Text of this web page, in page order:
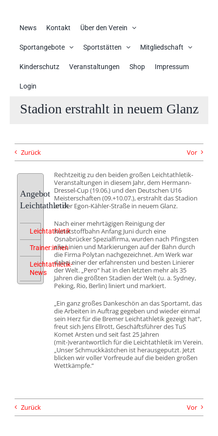
News Kontakt Über den Verein
Sportangebote Sportstätten Mitgliedschaft
Kinderschutz Veranstaltungen Shop Impressum
Login
Stadion erstrahlt in neuem Glanz
Zurück Vor
Angebot
Leichtathletik
Leichtathletik
Trainer:innen
Leichtathletik-
News
Rechtzeitig zu den beiden großen Leichtathletik-
Veranstaltungen in diesem Jahr, dem Hermann-
Dressel-Cup (19.06.) und den Deutschen U16
Meisterschaften (09.+10.07.), erstrahlt das Stadion
an der Egon-Kähler-Straße in neuem Glanz.
Nach einer mehrtägigen Reinigung der
Kunststoffbahn Anfang Juni durch eine
Osnabrücker Spezialfirma, wurden nach Pfingsten
alle Linien und Markierungen auf der Bahn durch
die Firma Polytan nachgezeichnet. Am Werk war
dabei einer der erfahrensten und besten Linierer
der Welt. „Pero“ hat in den letzten mehr als 35
Jahren die größten Stadien der Welt (u. a. Sydney,
Peking, Rio, Berlin) liniert und markiert.
„Ein ganz großes Dankeschön an das Sportamt, das
die Arbeiten in Auftrag gegeben und wieder einmal
sein Herz für die Bremer Leichtathletik gezeigt hat“,
freut sich Jens Ellrott, Geschäftsführer des TuS
Komet Arsten und seit fast 25 Jahren
(mit-)verantwortlich für die Leichtathletik im Verein.
„Unser Schmuckkästchen ist herausgeputzt. Jetzt
blicken wir voller Vorfreude auf die beiden großen
Wettkämpfe.“
Zurück Vor